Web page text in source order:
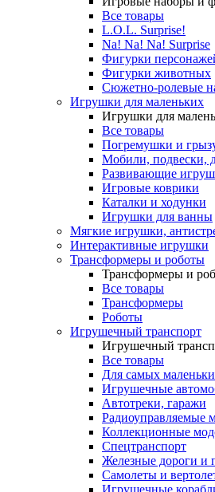
Все товары
L.O.L. Surprise!
Na! Na! Na! Surprise
Фигурки
Фигурки животных
Сюжетно-ролевые
Игрушки для маленьких
Игрушки для
Все товары
Погремушки и
Мобили, подвески,
Развивающие
Игровые коврики
Каталки и ходунки
Игрушки для ванны
Мягкие игрушки,
Интерактивные игрушки
Трансформеры и роботы
Трансформеры и
Все товары
Трансформеры
Роботы
Игрушечный транспорт
Игрушечный
Все товары
Для самых
Игрушечные
Автотреки, гаражи
Радиоуправляемые
Коллекционные
Спецтранспорт
Железные дороги и
Самолеты и
Игрушечные